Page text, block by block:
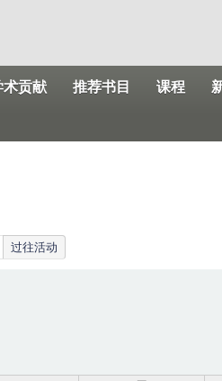
术贡献 推荐书目 课程
tab)
过往活动